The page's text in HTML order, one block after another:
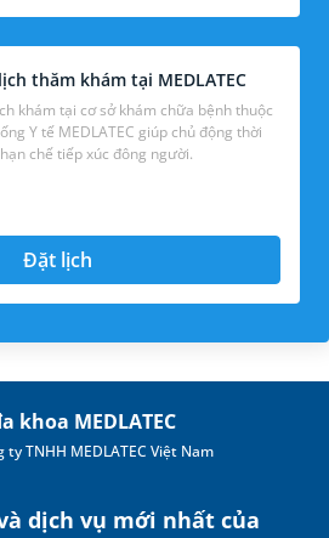
thăm khám tại MEDLATEC
khám tại cơ sở khám chữa bệnh thuộc
Y tế MEDLATEC giúp chủ động thời
gian, hạn chế tiếp xúc đông người.
Đặt lịch
khoa MEDLATEC
TNHH MEDLATEC Việt Nam
dịch vụ mới nhất của